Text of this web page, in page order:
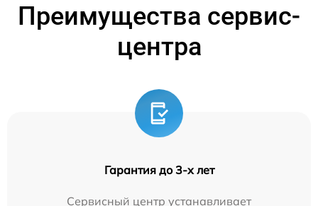
Преимущества сервис-
центра
Гарантия до 3-х лет
Сервисный центр устанавливает